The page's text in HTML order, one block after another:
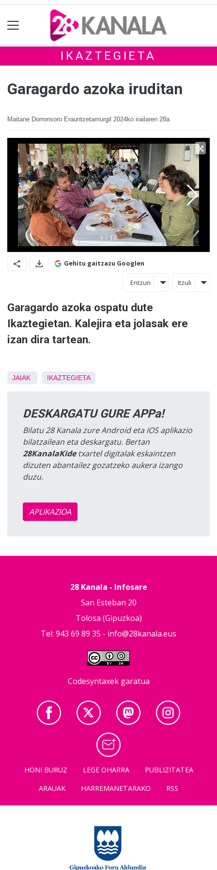
IKAZTEGIETA
Garagardo azoka iruditan
Maitane Dorronsoro Erauntzetamurgil 2024ko irailaren 28a
Gehitu gaitzazu Googlen
Entzun Itzuli
Garagardo azoka ospatu dute
Ikaztegietan. Kalejira eta jolasak ere
izan dira tartean.
JAIAK IKAZTEGIETA
DESKARGATU GURE APPa!
Bilatu 28 Kanala zure Android eta iOS aplikazio
bilatzailean eta deskargatu. Bertan
28KanalaKidetxartel digitalak eskaintzen
dizuten abantailez gozatzeko aukera izango
duzu.
APLIKAZIOA
28 Kanala - Infosare
San Esteban 20
Tolosa (Gipuzkoa)
Tel: 943 69 89 35 - info@28kanala.eus
Codesyntaxek garatua
HONI BURUZ LEGE OHARRA
PUBLIZITATEA
ARAUAK
HARREMANETARAKO RSS